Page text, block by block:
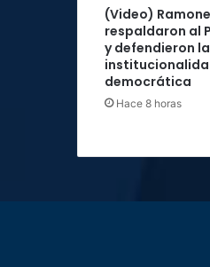
(Video)
respaldaron al
y defendieron la
democrática
Hace 8 horas